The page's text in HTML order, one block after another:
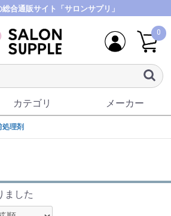
合通販サイト「サロンサプリ」
0
カテゴリ メーカー
処理剤
ました